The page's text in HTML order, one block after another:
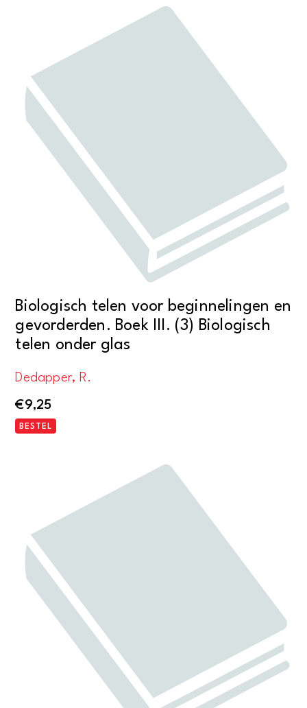
Biologisch telen voor beginnelingen en
gevorderden. Boek III. (3) Biologisch
telen onder glas
Dedapper, R.
€9,25
BESTEL